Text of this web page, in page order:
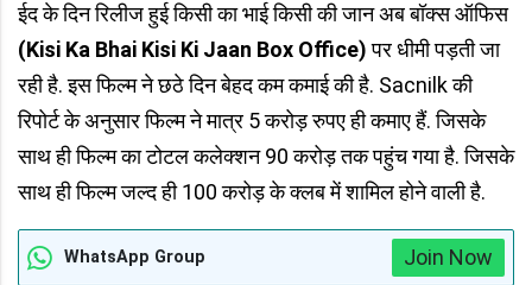
ईद के दिन रिलीज हुई किसी का भाई किसी की जान अब बॉक्स ऑफिस
(Kisi Ka Bhai Kisi Ki Jaan Box Office)पर धीमी पड़ती जा
रही है. इस फिल्म ने छठे दिन बेहद कम कमाई की है. Sacnilk की
रिपोर्ट के अनुसार फिल्म ने मात्र 5 करोड़ रुपए ही कमाए हैं. जिसके
साथ ही फिल्म का टोटल कलेक्शन 90 करोड़ तक पहुंच गया है. जिसके
साथ ही फिल्म जल्द ही 100 करोड़ के क्लब में शामिल होने वाली है.
WhatsApp Group Join Now